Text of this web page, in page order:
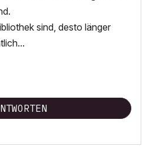
sind, desto länger